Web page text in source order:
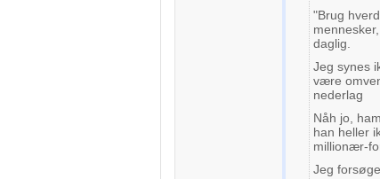
"Brug
daglig.
Jeg synes
være
nederlag
Nåh jo,
han heller
millionær-
Jeg